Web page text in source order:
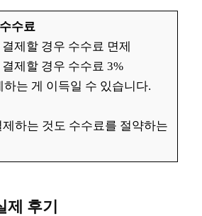
수료
제할 경우 수수료 면제
제할 경우 수수료 3%
는 게 이득일 수 있습니다.
하는 것도 수수료를 절약하는
후기